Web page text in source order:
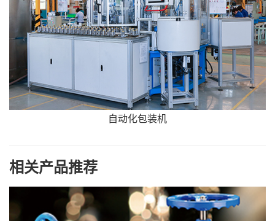
自动化包装机
相关产品推荐